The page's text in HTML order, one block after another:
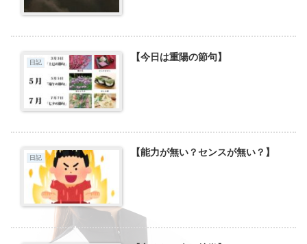
日記 【今日は重陽の節句】
日記 【能力が無い？センスが無い？】